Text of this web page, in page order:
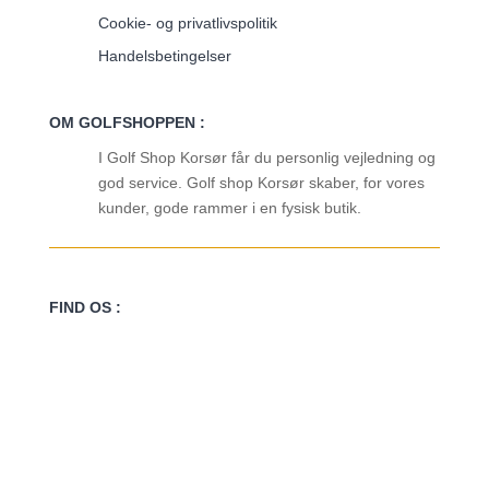
Cookie- og privatlivspolitik
Handelsbetingelser
OM GOLFSHOPPEN :
I Golf Shop Korsør får du personlig vejledning og
god service. Golf shop Korsør skaber, for vores
kunder, gode rammer i en fysisk butik.
FIND OS :